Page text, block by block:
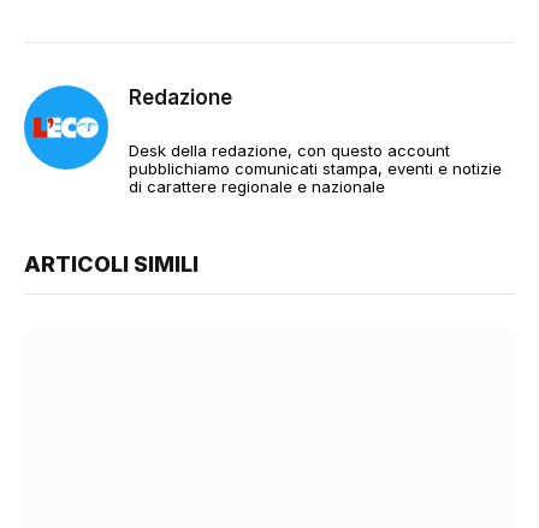
Redazione
Desk della redazione, con questo account
pubblichiamo comunicati stampa, eventi e notizie
di carattere regionale e nazionale
ARTICOLI SIMILI